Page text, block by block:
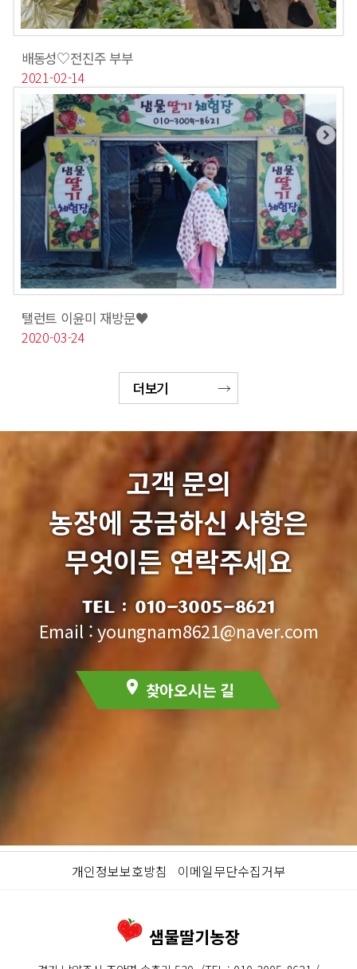
배동성♡전진주 부부
2021-02-14
탤런트 이윤미 재방문♥
2020-03-24
더보기
고객 문의
농장에 궁금하신 사항은
무엇이든 연락주세요
TEL :010-3005-8621
Email : youngnam8621@naver.com
location_on 찾아오시는 길
개인정보보호방침 이메일무단수집거부
샘물딸기농장